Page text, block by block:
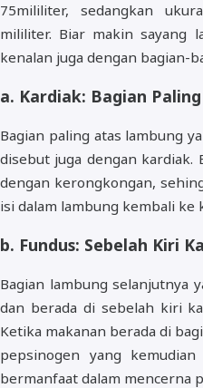
75mililiter, sedangkan
mililiter. Biar makin sayang
kenalan juga dengan bagian-
a. Kardiak: Bagian
Bagian paling atas lambung
disebut juga dengan kardiak.
dengan kerongkongan,
isi dalam lambung kembali ke
b. Fundus: Sebelah Kiri
Bagian lambung selanjutnya
dan berada di sebelah kiri
Ketika makanan berada di
pepsinogen yang
bermanfaat dalam mencerna